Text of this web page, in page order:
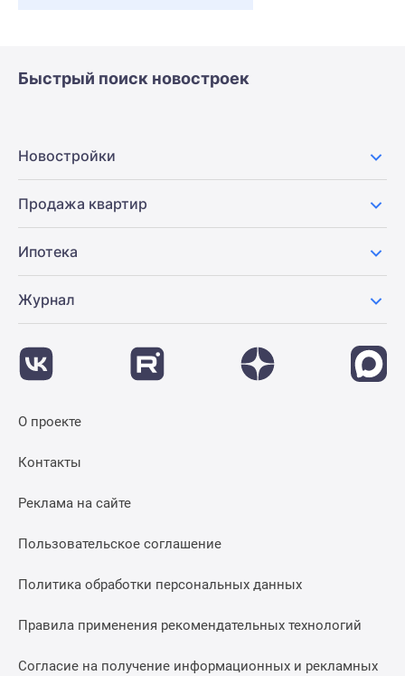
Быстрый поиск новостроек
Новостройки
Продажа квартир
Ипотека
Журнал
О проекте
Контакты
Реклама на сайте
Пользовательское соглашение
Политика обработки персональных данных
Правила применения рекомендательных технологий
Согласие на получение информационных и рекламных